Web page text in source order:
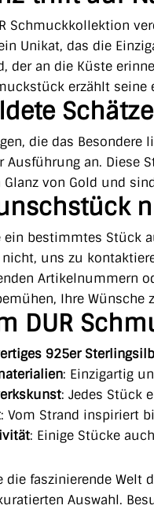
Schmuckkollektion
Unikat, das die
der an die Küste
erzählt seine
Schätze
die das Besondere
Ausführung an. Diese
von Gold und
ein bestimmtes Stück
nicht, uns zu
Artikelnummern
Ihre Wünsche
DUR
925er
: Einzigartig
: Jedes Stück
: Vom Strand inspiriert
: Einige Stücke
die faszinierende
Auswahl.